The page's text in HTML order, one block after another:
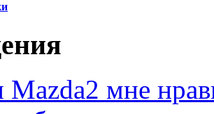
Mazda2 мне